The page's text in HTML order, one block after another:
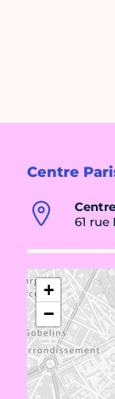
Centre
61 rue
+
−